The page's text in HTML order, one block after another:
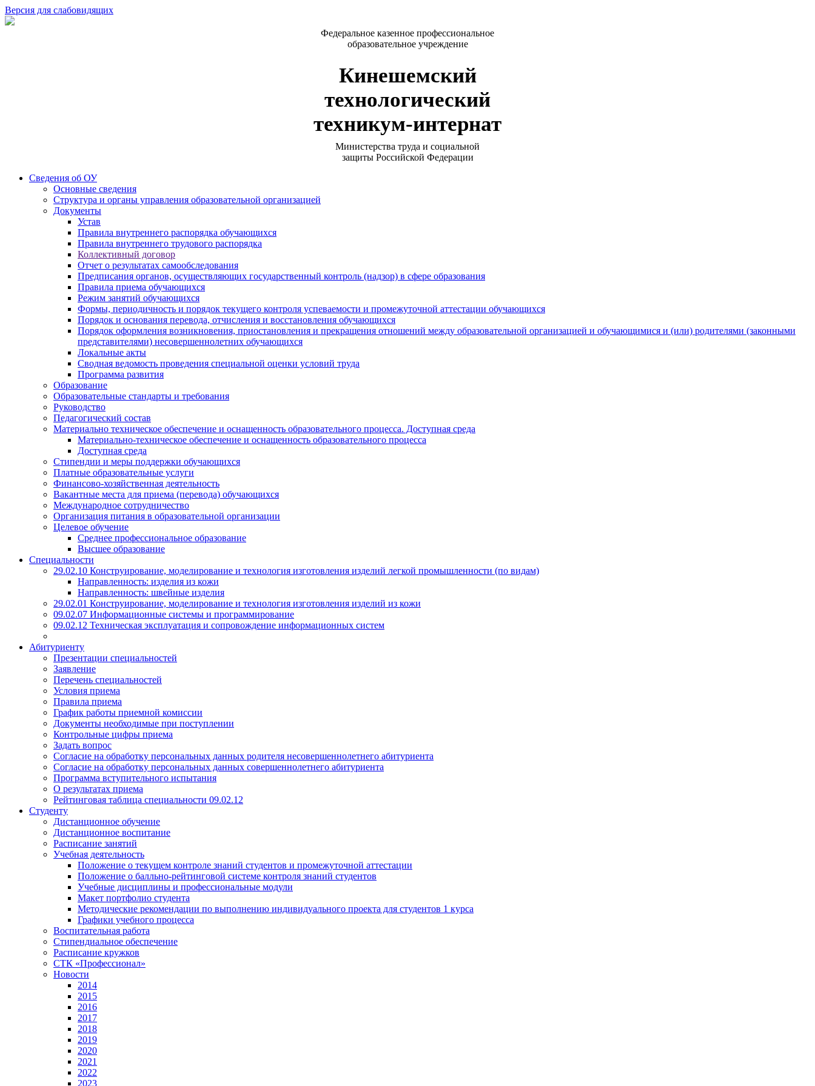
Версия для слабовидящих
Федеральное казенное профессиональное
образовательное учреждение
Кинешемский
технологический
техникум-интернат
Министерства труда и социальной
защиты Российской Федерации
Сведения об ОУ
Основные сведения
Структура и органы управления образовательной организацией
Документы
Устав
Правила внутреннего распорядка обучающихся
Правила внутреннего трудового распорядка
Коллективный договор
Отчет о результатах самообследования
Предписания органов, осуществляющих государственный контроль (надзор) в сфере образования
Правила приема обучающихся
Режим занятий обучающихся
Формы, периодичность и порядок текущего контроля успеваемости и промежуточной аттестации обучающихся
Порядок и основания перевода, отчисления и восстановления обучающихся
Порядок оформления возникновения, приостановления и прекращения отношений между образовательной организацией и обучающимися и (или) родителями (законными
представителями) несовершеннолетних обучающихся
Локальные акты
Сводная ведомость проведения специальной оценки условий труда
Программа развития
Образование
Образовательные стандарты и требования
Руководство
Педагогический состав
Материально техническое обеспечение и оснащенность образовательного процесса. Доступная среда
Материально-техническое обеспечение и оснащенность образовательного процесса
Доступная среда
Стипендии и меры поддержки обучающихся
Платные образовательные услуги
Финансово-хозяйственная деятельность
Вакантные места для приема (перевода) обучающихся
Международное сотрудничество
Организация питания в образовательной организации
Целевое обучение
Среднее профессиональное образование
Высшее образование
Специальности
29.02.10 Конструирование, моделирование и технология изготовления изделий легкой промышленности (по видам)
Направленность: изделия из кожи
Направленность: швейные изделия
29.02.01 Конструирование, моделирование и технология изготовления изделий из кожи
09.02.07 Информационные системы и программирование
09.02.12 Техническая эксплуатация и сопровождение информационных систем
Абитуриенту
Презентации специальностей
Заявление
Перечень специальностей
Условия приема
Правила приема
График работы приемной комиссии
Документы необходимые при поступлении
Контрольные цифры приема
Задать вопрос
Согласие на обработку персональных данных родителя несовершеннолетнего абитуриента
Согласие на обработку персональных данных совершеннолетнего абитуриента
Программа вступительного испытания
О результатах приема
Рейтинговая таблица специальности 09.02.12
Студенту
Дистанционное обучение
Дистанционное воспитание
Расписание занятий
Учебная деятельность
Положение о текущем контроле знаний студентов и промежуточной аттестации
Положение о балльно-рейтинговой системе контроля знаний студентов
Учебные дисциплины и профессиональные модули
Макет портфолио студента
Методические рекомендации по выполнению индивидуального проекта для студентов 1 курса
Графики учебного процесса
Воспитательная работа
Стипендиальное обеспечение
Расписание кружков
СТК «Профессионал»
Новости
2014
2015
2016
2017
2018
2019
2020
2021
2022
2023